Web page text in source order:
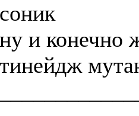
соник
ну и конечно
тинейдж